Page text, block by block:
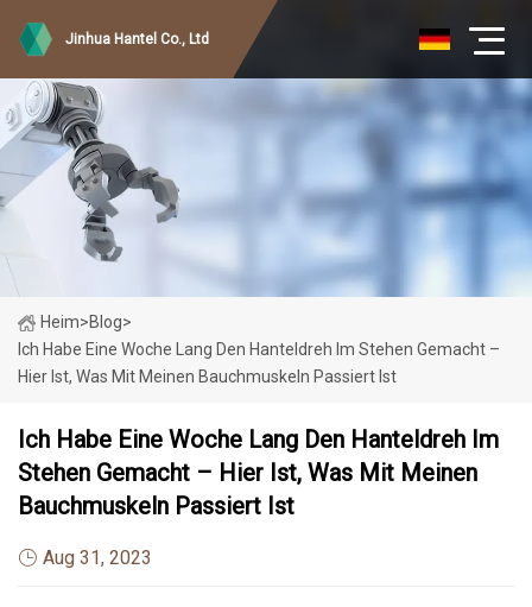
Jinhua Hantel Co., Ltd
Heim>Blog>
Ich Habe Eine Woche Lang Den Hanteldreh Im Stehen Gemacht –
Hier Ist, Was Mit Meinen Bauchmuskeln Passiert Ist
Ich Habe Eine Woche Lang Den Hanteldreh Im
Stehen Gemacht – Hier Ist, Was Mit Meinen
Bauchmuskeln Passiert Ist
Aug 31, 2023